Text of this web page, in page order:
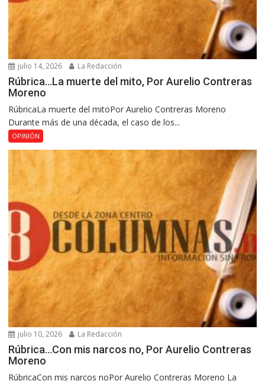
julio 14, 2026 La Redacción
Rúbrica…La muerte del mito, Por Aurelio Contreras
Moreno
RúbricaLa muerte del mitoPor Aurelio Contreras Moreno
Durante más de una década, el caso de los...
OPINIÓN
julio 10, 2026 La Redacción
Rúbrica…Con mis narcos no, Por Aurelio Contreras
Moreno
RúbricaCon mis narcos noPor Aurelio Contreras Moreno La